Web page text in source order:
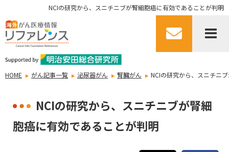
NCIの研究から、スニチニブが腎細胞癌に有効であることが判明
HOME がん記事一覧 泌尿器がん 腎臓がん NCIの研究から、スニチニ
NCIの研究から、スニチニブが腎細
胞癌に有効であることが判明